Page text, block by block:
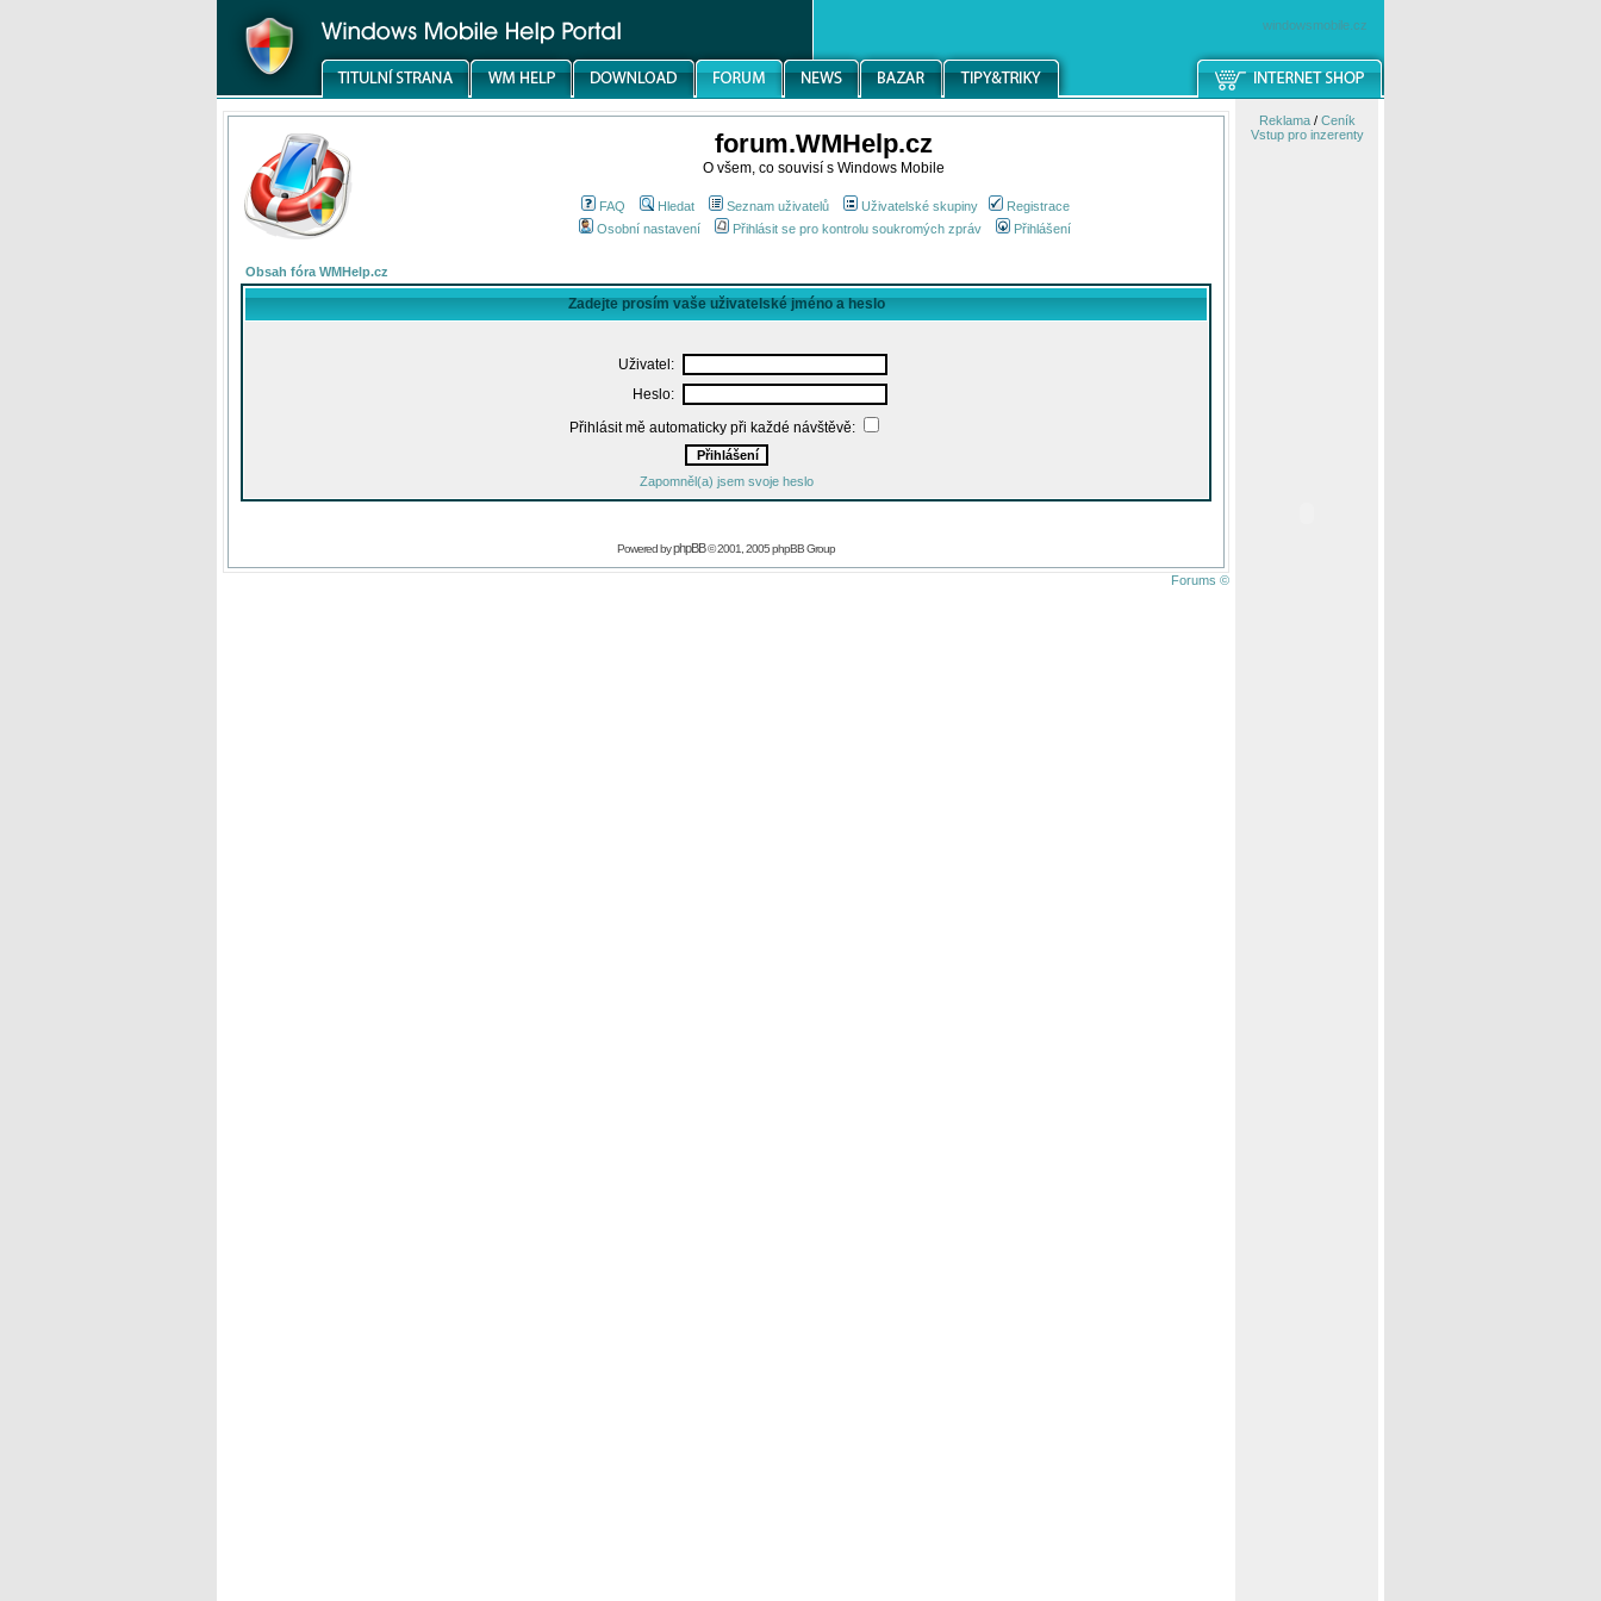
windowsmobile.cz
forum.WMHelp.cz
O všem, co souvisí s Windows Mobile
FAQ Hledat Seznam uživatelů Uživatelské skupiny
Registrace
Osobní nastavení
Přihlásit se pro kontrolu soukromých zpráv Přihlášení
Obsah fóra WMHelp.cz
Zadejte prosím vaše uživatelské jméno a heslo
Uživatel:
Heslo:
Přihlásit mě automaticky při každé návštěvě:
Zapomněl(a) jsem svoje heslo
Powered byphpBB© 2001, 2005 phpBB Group
Forums ©
Reklama/ Ceník
Vstup pro inzerenty